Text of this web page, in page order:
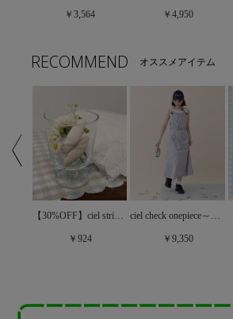
￥3,564 ￥4,950
RECOMMEND オススメアイテム
【30%OFF】ciel stripe pin～ｼｴﾙｽﾄﾗｲﾌﾟﾋﾟﾝ
￥924
ciel check onepiece～ｼｴﾙﾁｪｯｸﾜﾝﾋﾟｰｽ
￥9,350